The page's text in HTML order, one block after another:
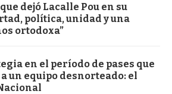
dejó Lacalle Pou en su
política, unidad y una
ortodoxa”
en el período de pases que
un equipo desnorteado: el